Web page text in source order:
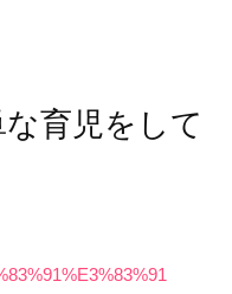
育児をして